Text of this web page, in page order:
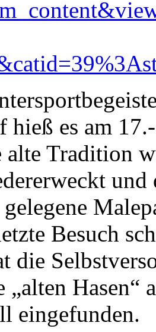
hieß es am
Tradition
Besuch
die
Hasen“
eingefunden.